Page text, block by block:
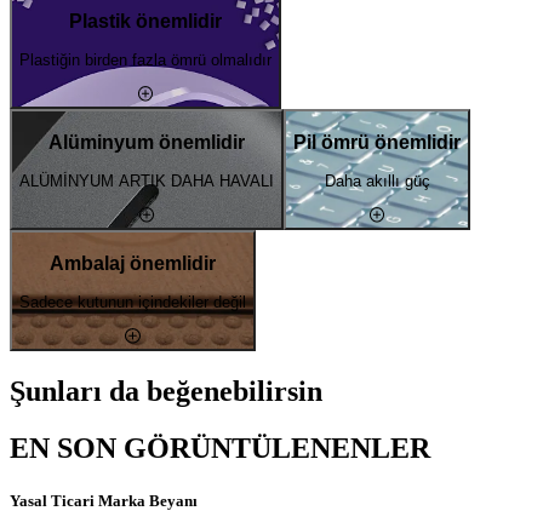
Plastik önemlidir
Plastiğin birden fazla ömrü olmalıdır
Alüminyum önemlidir
ALÜMİNYUM ARTIK DAHA HAVALI
Pil ömrü önemlidir
Daha akıllı güç
Ambalaj önemlidir
Sadece kutunun içindekiler değil
Şunları da beğenebilirsin
EN SON GÖRÜNTÜLENENLER
Yasal Ticari Marka Beyanı